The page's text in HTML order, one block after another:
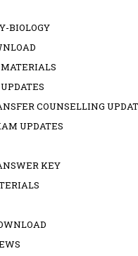
BIOLOGY
COUNSELLING
UPDATES
KEY